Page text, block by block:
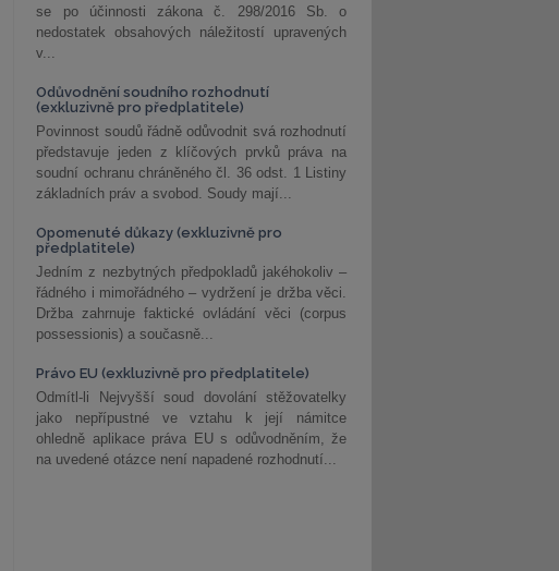
se po účinnosti zákona č. 298/2016 Sb. o
nedostatek obsahových náležitostí upravených
v...
Odůvodnění soudního rozhodnutí
(exkluzivně pro předplatitele)
Povinnost soudů řádně odůvodnit svá rozhodnutí
představuje jeden z klíčových prvků práva na
soudní ochranu chráněného čl. 36 odst. 1 Listiny
základních práv a svobod. Soudy mají...
Opomenuté důkazy (exkluzivně pro
předplatitele)
Jedním z nezbytných předpokladů jakéhokoliv –
řádného i mimořádného – vydržení je držba věci.
Držba zahrnuje faktické ovládání věci (corpus
possessionis) a současně...
Právo EU (exkluzivně pro předplatitele)
Odmítl-li Nejvyšší soud dovolání stěžovatelky
jako nepřípustné ve vztahu k její námitce
ohledně aplikace práva EU s odůvodněním, že
na uvedené otázce není napadené rozhodnutí...